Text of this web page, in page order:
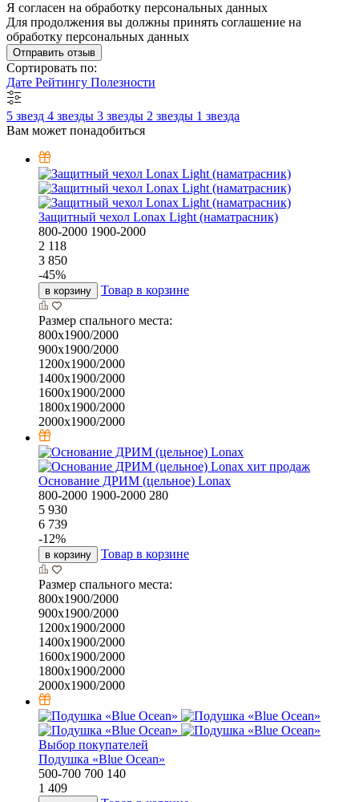
Я согласен на обработку персональных данных
Для продолжения вы должны принять соглашение на
обработку персональных данных
Отправить отзыв
Сортировать по:
Дате Рейтингу Полезности
5 звезд 4 звезды 3 звезды 2 звезды 1 звезда
Вам может понадобиться
Защитный чехол Lonax Light (наматрасник)
800-2000 1900-2000
2 118
3 850
-45%
в корзину Товар в корзине
Размер спального места:
800х1900/2000
900х1900/2000
1200х1900/2000
1400х1900/2000
1600х1900/2000
1800х1900/2000
2000х1900/2000
хит продаж
Основание ДРИМ (цельное) Lonax
800-2000 1900-2000 280
5 930
6 739
-12%
в корзину Товар в корзине
Размер спального места:
800х1900/2000
900х1900/2000
1200х1900/2000
1400х1900/2000
1600х1900/2000
1800х1900/2000
2000х1900/2000
Выбор покупателей
Подушка «Bluе Ocean»
500-700 700 140
1 409